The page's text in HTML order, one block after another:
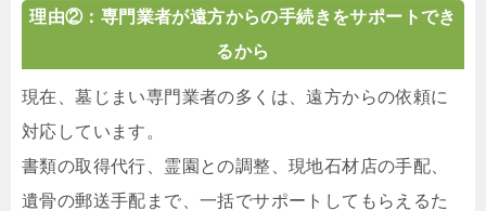
理由②：専門業者が遠方からの手続きをサポートでき
るから
現在、墓じまい専門業者の多くは、遠方からの依頼に
対応しています。
書類の取得代行、霊園との調整、現地石材店の手配、
遺骨の郵送手配まで、一括でサポートしてもらえるた